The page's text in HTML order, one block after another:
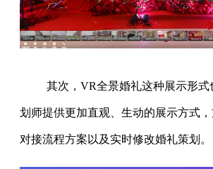
其次，VR全景婚礼这种展示形式
划师提供更加直观、生动的展示方式
对接流程方案以及实时修改婚礼策划。